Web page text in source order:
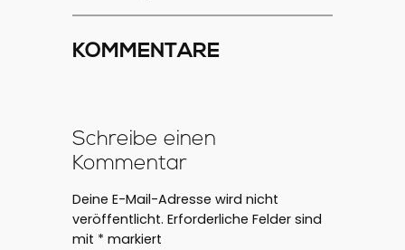
KOMMENTARE
Schreibe einen
Kommentar
Deine E-Mail-Adresse wird nicht
veröffentlicht. Erforderliche Felder sind
mit * markiert